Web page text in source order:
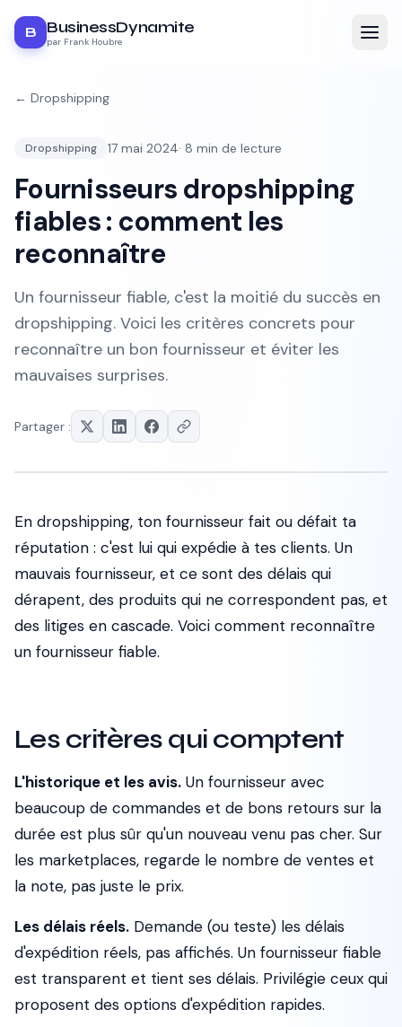
B BusinessDynamite
par Frank Houbre
← Dropshipping
Dropshipping 17 mai 2024· 8 min de lecture
Fournisseurs dropshipping
fiables : comment les
reconnaître
Un fournisseur fiable, c'est la moitié du succès en
dropshipping. Voici les critères concrets pour
reconnaître un bon fournisseur et éviter les
mauvaises surprises.
Partager :
En dropshipping, ton fournisseur fait ou défait ta
réputation : c'est lui qui expédie à tes clients. Un
mauvais fournisseur, et ce sont des délais qui
dérapent, des produits qui ne correspondent pas, et
des litiges en cascade. Voici comment reconnaître
un fournisseur fiable.
Les critères qui comptent
L'historique et les avis. Un fournisseur avec
beaucoup de commandes et de bons retours sur la
durée est plus sûr qu'un nouveau venu pas cher. Sur
les marketplaces, regarde le nombre de ventes et
la note, pas juste le prix.
Les délais réels. Demande (ou teste) les délais
d'expédition réels, pas affichés. Un fournisseur fiable
est transparent et tient ses délais. Privilégie ceux qui
proposent des options d'expédition rapides.